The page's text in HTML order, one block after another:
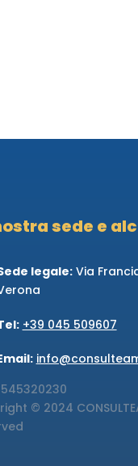
sede e
legale:Via
+39 045 509607
© 2024